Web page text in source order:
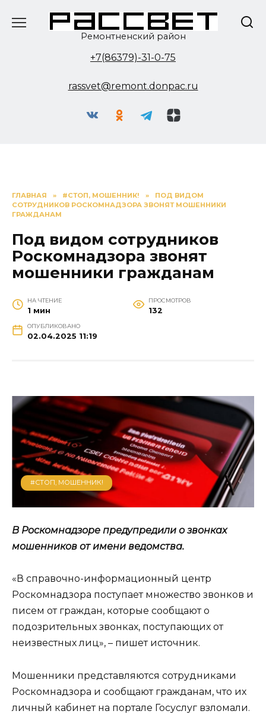
Ремонтненский район
+7(86379)-31-0-75
rassvet@remont.donpac.ru
ГЛАВНАЯ » #СТОП, МОШЕННИК! »
ПОД ВИДОМ
СОТРУДНИКОВ РОСКОМНАДЗОРА ЗВОНЯТ МОШЕННИКИ
ГРАЖДАНАМ
Под видом сотрудников
Роскомнадзора звонят
мошенники гражданам
НА ЧТЕНИЕ
1 мин
ПРОСМОТРОВ
132
ОПУБЛИКОВАНО
02.04.2025 11:19
#СТОП, МОШЕННИК!
В Роскомнадзоре предупредили о звонках
мошенников от имени ведомства.
«В справочно-информационный центр
Роскомнадзора поступает множество звонков и
писем от граждан, которые сообщают о
подозрительных звонках, поступающих от
неизвестных лиц», – пишет источник.
Мошенники представляются сотрудниками
Роскомнадзора и сообщают гражданам, что их
личный кабинет на портале Госуслуг взломали.